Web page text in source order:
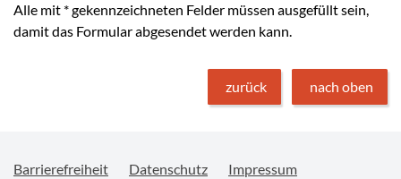
Alle mit *gekennzeichneten Felder müssen ausgefüllt sein,
damit das Formular abgesendet werden kann.
zurück nach oben
Barrierefreiheit Datenschutz Impressum